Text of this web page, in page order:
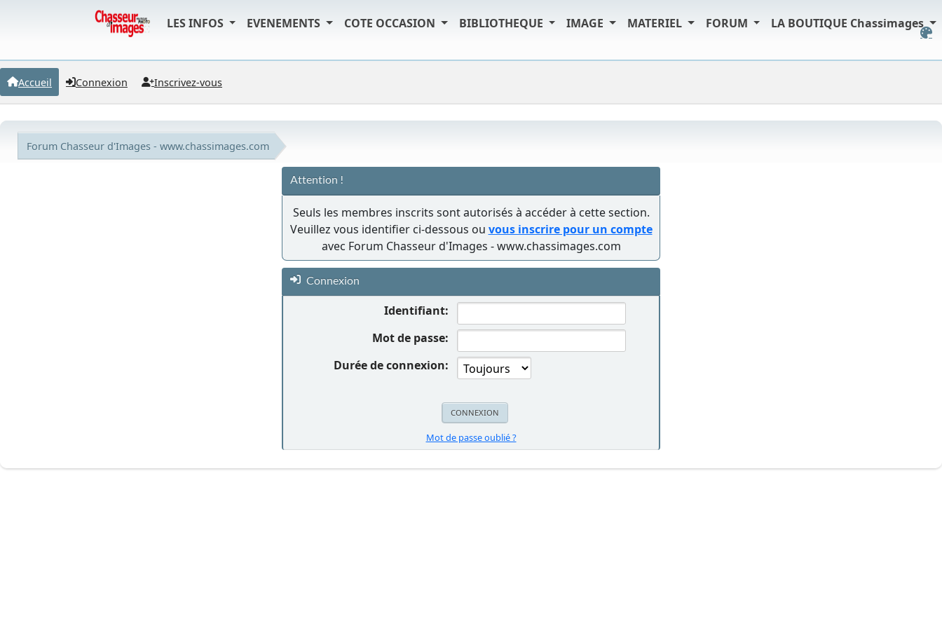
LES INFOS EVENEMENTS COTE OCCASION BIBLIOTHEQUE IMAGE MATERIEL FORUM LA BOUTIQUE Chassimages
Accueil Connexion Inscrivez-vous
Forum Chasseur d'Images - www.chassimages.com
Attention !
Seuls les membres inscrits sont autorisés à accéder à cette section.
Veuillez vous identifier ci-dessous ou vous inscrire pour un compte
avec Forum Chasseur d'Images - www.chassimages.com
Connexion
Identifiant:
Mot de passe:
Durée de connexion:
Mot de passe oublié ?